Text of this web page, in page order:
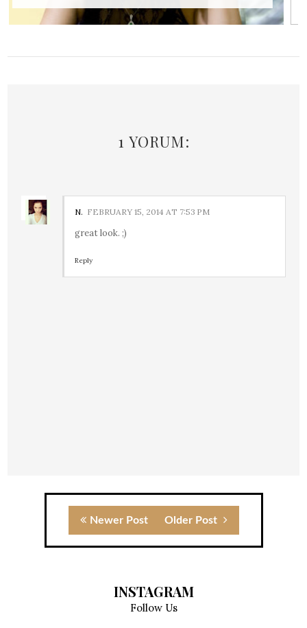
1 YORUM:
N. FEBRUARY 15, 2014 AT 7:53 PM
great look. ;)
Reply
Newer Post Older Post
INSTAGRAM
Follow Us